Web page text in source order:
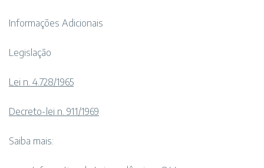
Informações Adicionais
Legislação
Lei n. 4.728/1965
Decreto-lei n. 911/1969
Saiba mais: